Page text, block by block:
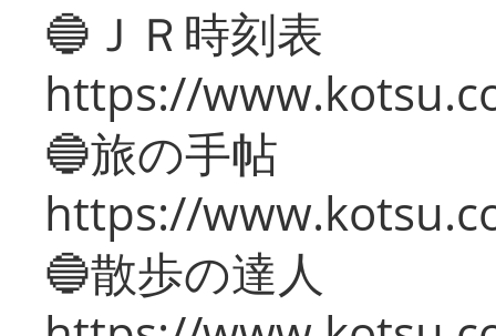
🔵ＪＲ時刻表
https://
🔵旅の手帖
https://
🔵散歩の達人